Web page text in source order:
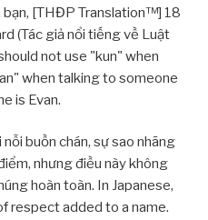
[THĐP Translation™] 18
(Tác giả nổi tiếng về Luật
not use "kun" when
when talking to someone
is Evan.
buồn chán, sự sao nhãng
nhưng điều này không
hoàn toàn. In Japanese,
respect added to a name.